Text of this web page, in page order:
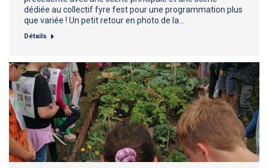
dédiée au collectif fyre fest pour une programmation plus
que variée ! Un petit retour en photo de la…
Détails